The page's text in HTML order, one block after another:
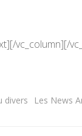
vc_column][/
divers Les News